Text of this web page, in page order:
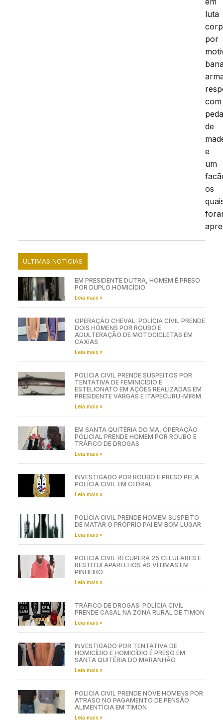
luta
por
com
de
e
um
os
ÚLTIMAS NOTÍCIAS
EM PRESIDENTE DUTRA, HOMEM É PRESO
POR DUPLO HOMICÍDIO
Leia mais »
OPERAÇÃO CHEVAL: POLÍCIA CIVIL PRENDE
DOIS HOMENS POR ROUBO E
ADULTERAÇÃO DE MOTOCICLETAS EM
CAXIAS
Leia mais »
POLÍCIA CIVIL PRENDE SUSPEITOS POR
TENTATIVA DE FEMINICÍDIO E
ESTELIONATO EM AÇÕES REALIZADAS EM
PRESIDENTE VARGAS E ITAPECURU-MIRIM
Leia mais »
EM SANTA QUITÉRIA DO MA, OPERAÇÃO
POLICIAL PRENDE HOMEM POR ROUBO E
TRÁFICO DE DROGAS
Leia mais »
INVESTIGADO POR ROUBO É PRESO PELA
POLÍCIA CIVIL EM CEDRAL
Leia mais »
POLÍCIA CIVIL PRENDE HOMEM SUSPEITO
DE MATAR O PRÓPRIO PAI EM BOM LUGAR
Leia mais »
POLÍCIA CIVIL RECUPERA 25 CELULARES E
RESTITUI APARELHOS ÀS VÍTIMAS EM
PINHEIRO
Leia mais »
TRÁFICO DE DROGAS: POLÍCIA CIVIL
PRENDE CASAL NA ZONA RURAL DE TIMON
Leia mais »
INVESTIGADO POR TENTATIVA DE
HOMICÍDIO E HOMICÍDIO É PRESO EM
SANTA QUITÉRIA DO MARANHÃO
Leia mais »
POLÍCIA CIVIL PRENDE NOVE HOMENS POR
ATRASO NO PAGAMENTO DE PENSÃO
ALIMENTÍCIA EM TIMON
Leia mais »